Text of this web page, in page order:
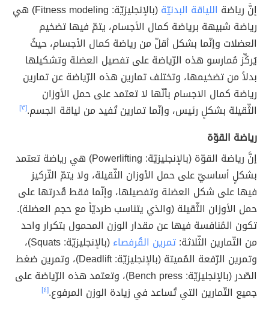
إنَّ رياضة اللياقة البدنيّة
(بالإنجليزيّة: Fitness modeling) هي
رياضة شبيهة برياضة كمال الأجسام، يتمّ فيها تضخيم
العضلات وإنّما بشكل أقلّ من رياضة كمال الأجسام، حيثُ
يُركِّز مُمارسو هذه الرّياضة على تفصيل العضلة وتشكيلها
بدلاً من تضخيمها، وتختلف تمارين هذه الرّياضة عن تمارين
رياضة كمال الاجسام بأنّها لا تعتمد على حمل الأوزان
الثّقيلة بشكلٍ رئيس، وإنّما تمارين تُفيد من لياقة الجسم.[٣]
رياضة القوّة
إنَّ رياضة القوّة (بالإنجليزيّة: Powerlifting) هي رياضة تعتمد
بشكلٍ أساسيّ على حمل الأوزان الثّقيلة، ولا يتمّ التّركيز
فيها على شكل العضلة وتفصيلها، وإنّما فقط قُدرتها على
حمل الأوزان الثّقيلة (والذي يتناسب طرديّاً مع حجم العضلة).
تكون المُنافسة فيها عن مقدار الوزن المحمول بتكرار واحد
من التّمارين الثّلاثة:تمرين القُرفصاء
(بالإنجليزيّة: Squats)،
وتمرين الرّفعة المُميتة (بالإنجليزيّة: Deadlift)، وتمرين ضغط
الصّدر (بالإنجليزيّة: Bench press)، وتعتمد هذه الرّياضة على
جميع التّمارين التي تُساعد في زيادة الوزن المرفوع.[٤]